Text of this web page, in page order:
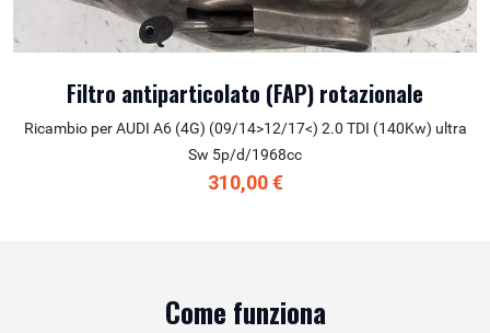
Filtro antiparticolato (FAP) rotazionale
Ricambio per AUDI A6 (4G) (09/14>12/17<) 2.0 TDI (140Kw) ultra
Sw 5p/d/1968cc
310,00 €
Come funziona